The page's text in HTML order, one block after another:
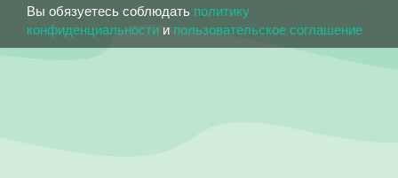
Вы обязуетесь соблюдать политику
конфиденциальности и пользовательское соглашение